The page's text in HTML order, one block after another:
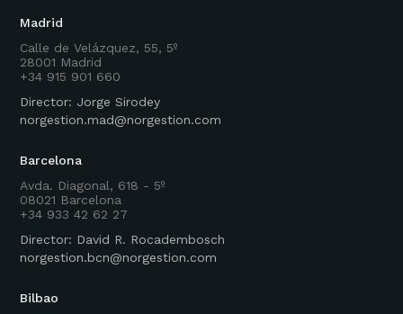
Madrid
Calle de Velázquez, 55, 5º
28001 Madrid
+34 915 901 660
Director: Jorge Sirodey
norgestion.mad@norgestion.com
Barcelona
Avda. Diagonal, 618 - 5º
08021 Barcelona
+34 933 42 62 27
Director: David R. Rocadembosch
norgestion.bcn@norgestion.com
Bilbao